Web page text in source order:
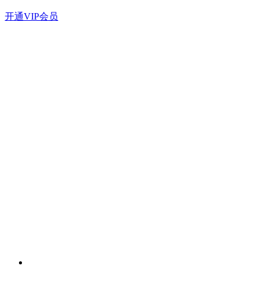
开通VIP会员